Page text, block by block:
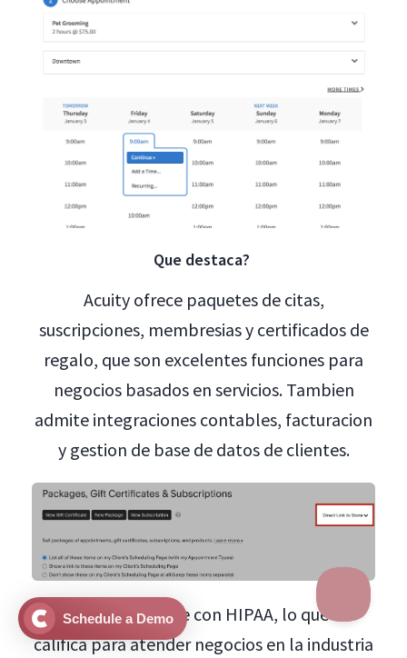
Que destaca?
Acuity ofrece paquetes de citas,
suscripciones, membresias y certificados de
regalo, que son excelentes funciones para
negocios basados en servicios. Tambien
admite integraciones contables, facturacion
y gestion de base de datos de clientes.
Tambien cumple con HIPAA, lo que lo
califica para atender negocios en la industria
Schedule a Demo